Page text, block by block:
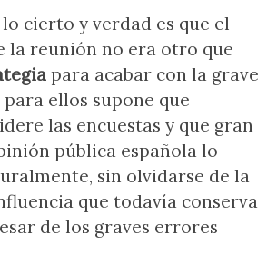
cierto y verdad es que el
la reunión no era otro que
para acabar con la grave
para ellos supone que
las encuestas y que gran
pública española lo
sin olvidarse de la
que todavía conserva
de los graves errores